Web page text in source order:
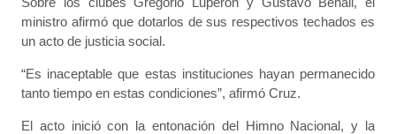
ministro afirmó que dotarlos de sus respectivos techados es
un acto de justicia social.
“Es inaceptable que estas instituciones hayan permanecido
tanto tiempo en estas condiciones”, afirmó Cruz.
El acto inició con la entonación del Himno Nacional, y la